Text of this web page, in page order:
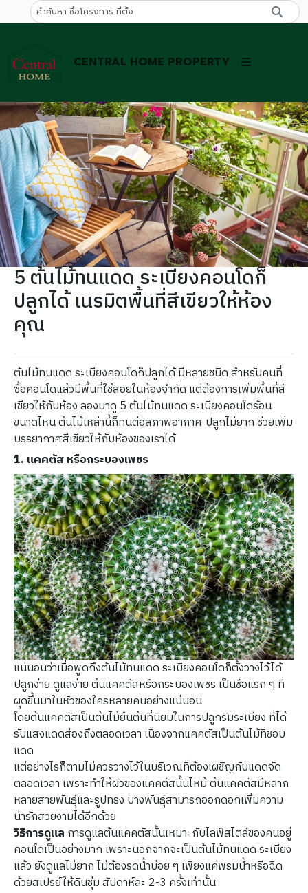
CENTRAL HOME PROPERTY
5 ต้นไม้ทนแดด ระเบียงคอนโดก็
ปลูกได้ เนรมิตพื้นที่สีเขียวให้ห้อง
คุณ
ต้นไม้ทนแดด ระเบียงคอนโดก็ปลูกได้ มีหลายชนิด สำหรับคนที่
ซื้อคอนโดแล้วมีพื้นที่ใช้สอยในห้องจำกัด แต่ต้องการเพิ่มพื้นที่สี
เขียวให้กับห้อง ลองมาดู 5 ต้นไม้ทนแดด ระเบียงคอนโดร้อน
ขนาดไหน ต้นไม้เหล่านี้ก็ทนต่อสภาพอากาศ ปลูกไม่ยาก ช่วยเพิ่ม
บรรยากาศสีเขียวให้กับห้องของเราได้
1. แคคตัส หรือกระบองเพชร
แน่นอนว่าเมื่อพูดถึงต้นไม้ทนแดด ระเบียงคอนโดก็ตั้งวางไว้ได้
ปลูกง่าย ดูแลง่าย ต้นแคคตัสหรือกระบองเพชร เป็นชื่อแรก ๆ ที่
ผุดขึ้นมาในหัวของใครหลายคนอย่างแน่นอน
โดยต้นแคคตัสเป็นต้นไม้ยืนต้นที่นิยมในการปลูกริมระเบียง ที่ได้
รับแสงแดดส่องถึงตลอดเวลา เนื่องจากแคคตัสเป็นต้นไม้ที่ชอบ
แดด
แต่อย่างไรก็ตามไม่ควรวางไว้ในบริเวณที่ต้องเผชิญกับแดดจัด
ตลอดเวลา เพราะทำให้ผิวของแคคตัสนั้นไหม้ ต้นแคคตัสมีหลาก
หลายสายพันธุ์และรูปทรง บางพันธุ์สามารถออกดอกเพิ่มความ
น่ารักสวยงามได้อีกด้วย
วิธีการดูแล การดูแลต้นแคคตัสนั้นเหมาะกับไลฟ์สไตล​์ของคนอยู่
คอนโดเป็นอย่างมาก เพราะนอกจากจะเป็นต้นไม้ทนแดด ระเบียง
แล้ว ยังดูแลไม่ยาก ไม่ต้องรดน้ำบ่อย ๆ เพียงแค่พรมน้ำหรือฉีด
ด้วยสเปรย์ให้ดินชุ่ม สัปดาห์ละ 2-3 ครั้งเท่านั้น